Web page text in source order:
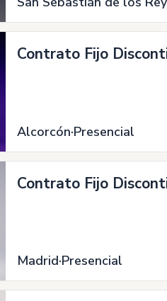
Contrato Fijo
Alcorcón Presencial
Contrato Fijo
Madrid Presencial